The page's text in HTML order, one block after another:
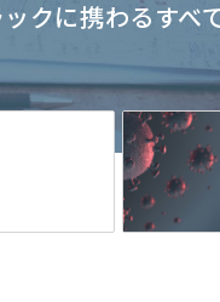
ックに携わるすべ